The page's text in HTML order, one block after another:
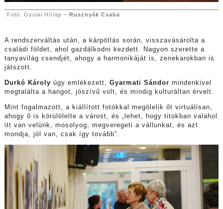
Fotó: Gyulai Hírlap – Rusznyák Csaba
A rendszerváltás után, a kárpótlás során, visszavásárolta a
családi földet, ahol gazdálkodni kezdett. Nagyon szerette a
tanyavilág csendjét, ahogy a harmonikáját is, zenekarokban is
játszott.
Durkó Károly úgy emlékezett, Gyarmati Sándor mindenkivel
megtalálta a hangot, jószívű volt, és mindig kulturáltan érvelt.
Mint fogalmazott, a kiállított fotókkal megölelik őt virtuálisan,
ahogy ő is körülölelte a várost, és „lehet, hogy titokban valahol
itt van velünk, mosolyog, megveregeti a vállunkat, és azt
mondja, jól van, csak így tovább”.